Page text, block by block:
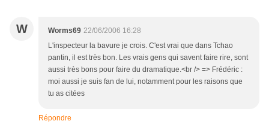
W Worms69 22/06/2006 16:28
L'inspecteur la bavure je crois. C'est vrai que dans Tchao
pantin, il est très bon. Les vrais gens qui savent faire rire, sont
aussi très bons pour faire du dramatique.<br /> => Frédéric :
moi aussi je suis fan de lui, notamment pour les raisons que
tu as citées
Répondre